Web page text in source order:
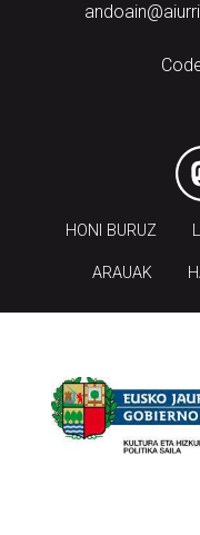
HONI BURUZ
ARAUAK